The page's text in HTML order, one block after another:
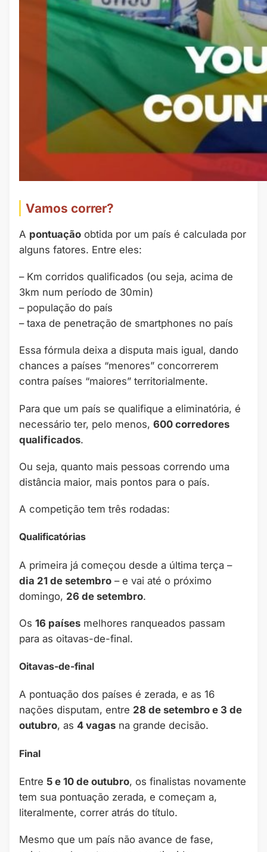
Vamos correr?
A pontuação obtida por um país é calculada por
alguns fatores. Entre eles:
– Km corridos qualificados (ou seja, acima de
3km num período de 30min)
– população do país
– taxa de penetração de smartphones no país
Essa fórmula deixa a disputa mais igual, dando
chances a países “menores” concorrerem
contra países “maiores” territorialmente.
Para que um país se qualifique a eliminatória, é
necessário ter, pelo menos, 600 corredores
qualificados.
Ou seja, quanto mais pessoas correndo uma
distância maior, mais pontos para o país.
A competição tem três rodadas:
Qualificatórias
A primeira já começou desde a última terça –
dia 21 de setembro – e vai até o próximo
domingo, 26 de setembro.
Os 16 países melhores ranqueados passam
para as oitavas-de-final.
Oitavas-de-final
A pontuação dos países é zerada, e as 16
nações disputam, entre 28 de setembro e 3 de
outubro, as 4 vagas na grande decisão.
Final
Entre 5 e 10 de outubro, os finalistas novamente
tem sua pontuação zerada, e começam a,
literalmente, correr atrás do título.
Mesmo que um país não avance de fase,